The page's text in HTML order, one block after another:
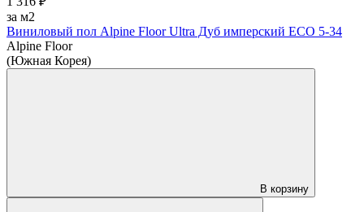
за м2
Виниловый пол Alpine Floor Ultra Дуб имперский ЕСО 5-34
Alpine Floor
(Южная Корея)
В корзину